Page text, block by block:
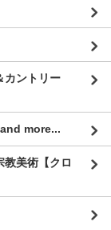
カントリー
more...
美術【クロ